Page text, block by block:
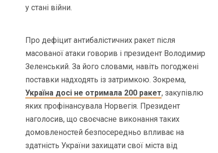
у стані війни.
Про дефіцит антибалістичних ракет після
масованої атаки говорив і президент Володимир
Зеленський. За його словами, навіть погоджені
поставки надходять із затримкою. Зокрема,
Україна досі не отримала 200 ракет, закупівлю
яких профінансувала Норвегія. Президент
наголосив, що своєчасне виконання таких
домовленостей безпосередньо впливає на
здатність України захищати свої міста від